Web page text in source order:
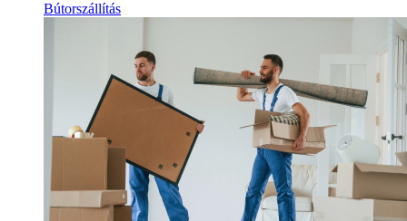
Bútorszállítás